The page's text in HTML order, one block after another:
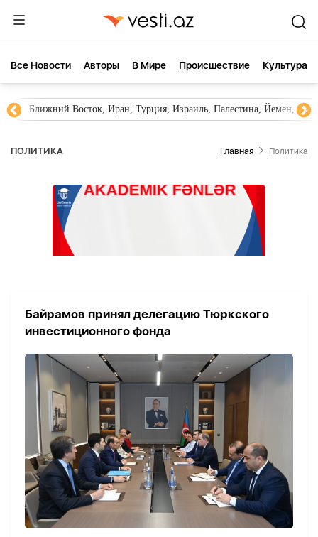
Все Новости Aвторы В Мире Происшествие Культура
Ближний Восток, Иран, Турция, Израиль, Палестина, Йемен,
ПОЛИТИКА Главная Политика
Байрамов принял делегацию Тюркского
инвестиционного фонда